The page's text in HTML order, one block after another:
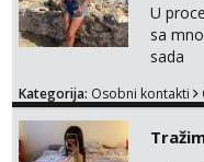
U
sa
sada
Kategorija: Osobni kontakti